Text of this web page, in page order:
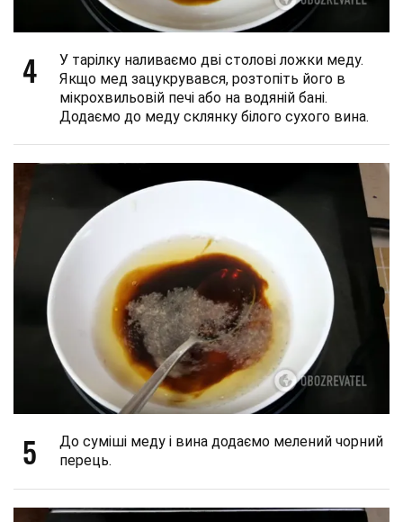
4
У тарілку наливаємо дві столові ложки меду.
Якщо мед зацукрувався, розтопіть його в
мікрохвильовій печі або на водяній бані.
Додаємо до меду склянку білого сухого вина.
5
До суміші меду і вина додаємо мелений чорний
перець.